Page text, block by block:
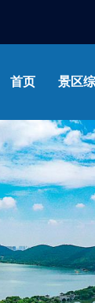
首页 景区